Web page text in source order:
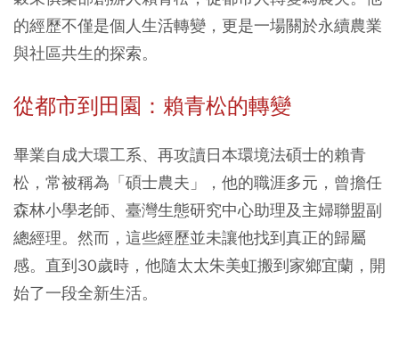
的經歷不僅是個人生活轉變，更是一場關於永續農業
與社區共生的探索。
從都市到田園：賴青松的轉變
畢業自成大環工系、再攻讀日本環境法碩士的賴青
松，常被稱為「碩士農夫」，他的職涯多元，曾擔任
森林小學老師、臺灣生態研究中心助理及主婦聯盟副
總經理。然而，這些經歷並未讓他找到真正的歸屬
感。直到30歲時，他隨太太朱美虹搬到家鄉宜蘭，開
始了一段全新生活。